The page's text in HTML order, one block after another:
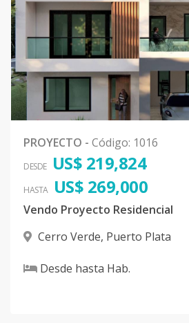
PROYECTO - Código: 1016
DESDE US$ 219,824
HASTA US$ 269,000
Vendo Proyecto Residencial
Cerro Verde, Puerto Plata
Desde hasta Hab.